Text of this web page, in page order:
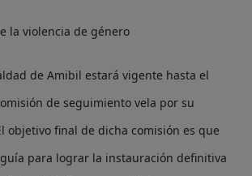
la violencia de género
de Amibil estará vigente hasta el
de seguimiento vela por su
objetivo final de dicha comisión es que
para lograr la instauración definitiva